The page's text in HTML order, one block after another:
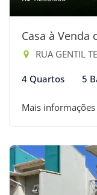
Casa à Venda
RUA GENTIL
4 Quartos 5
Mais informações